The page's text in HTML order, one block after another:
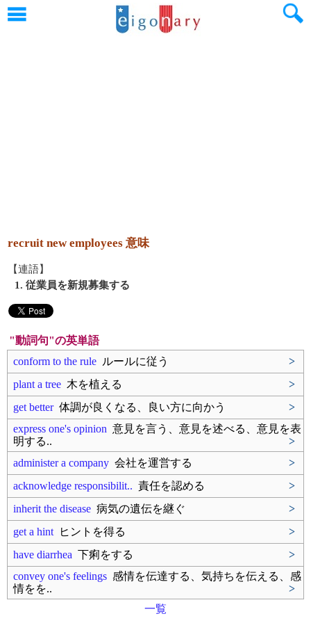
recruit new employees 意味
【連語】
1. 従業員を新規募集する
"動詞句"の英単語
conform to the rule ルールに従う
>
plant a tree 木を植える
>
get better体調が良くなる、良い方に向かう
>
express one's opinion 意見を言う、意見を述べる、意見を表
明する..
>
administer a company 会社を運営する
>
acknowledge responsibilit.. 責任を認める
>
inherit the disease 病気の遺伝を継ぐ
>
get a hint ヒントを得る
>
have diarrhea 下痢をする
>
convey one's feelings 感情を伝達する、気持ちを伝える、感
情をを..
>
一覧